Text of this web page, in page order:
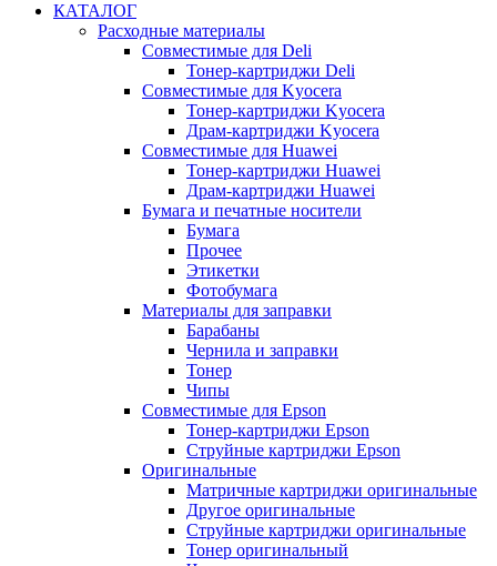
КАТАЛОГ
Расходные материалы
Совместимые для Deli
Тонер-картриджи Deli
Совместимые для Kyocera
Тонер-картриджи Kyocera
Драм-картриджи Kyocera
Совместимые для Huawei
Тонер-картриджи Huawei
Драм-картриджи Huawei
Бумага и печатные носители
Бумага
Прочее
Этикетки
Фотобумага
Материалы для заправки
Барабаны
Чернила и заправки
Тонер
Чипы
Совместимые для Epson
Тонер-картриджи Epson
Струйные картриджи Epson
Оригинальные
Матричные картриджи оригинальные
Другое оригинальные
Струйные картриджи оригинальные
Тонер оригинальный